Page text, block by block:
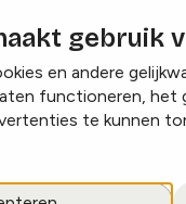
gebruik
en andere
functioneren, het
te kunnen